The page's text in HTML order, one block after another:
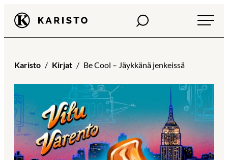
Siirry
suoraan
sisältöön
Karisto Haku
Karisto Kirjat Be Cool – Jäykkänä jenkeissä